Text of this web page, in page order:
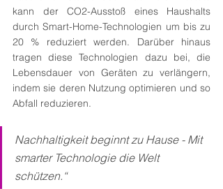
kann der CO2-Ausstoß eines Haushalts
durch Smart-Home-Technologien um bis zu
20 % reduziert werden. Darüber hinaus
tragen diese Technologien dazu bei, die
Lebensdauer von Geräten zu verlängern,
indem sie deren Nutzung optimieren und so
Abfall reduzieren.
Nachhaltigkeit beginnt zu Hause - Mit
smarter Technologie die Welt
schützen.“